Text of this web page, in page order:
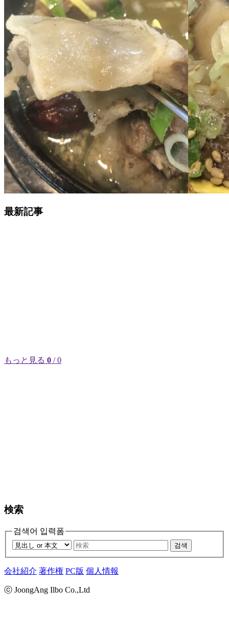
最新記事
もっと見る 0 / 0
検索
검색어 입력폼
검색
会社紹介 著作権 PC版 個人情報
ⓒ JoongAng Ilbo Co.,Ltd